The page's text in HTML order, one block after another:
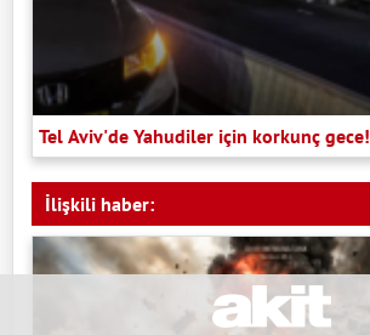
Tel Aviv'de Yahudiler için korkunç gece!
İlişkili haber: